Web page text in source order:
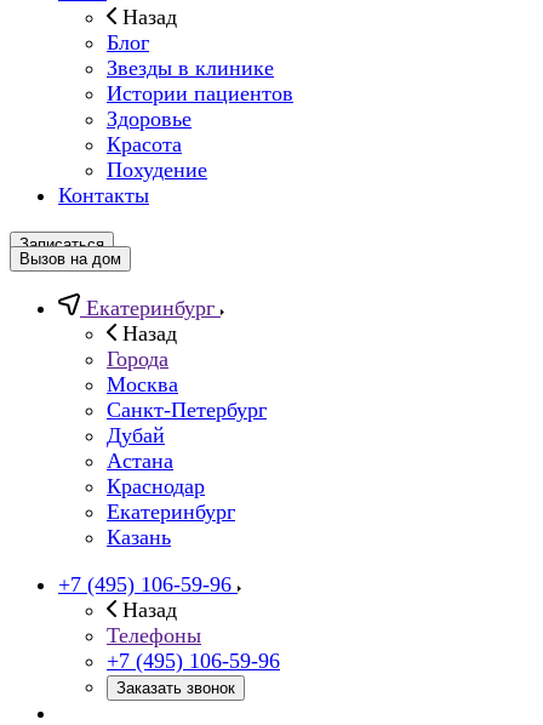
Назад
Блог
Звезды в клинике
Истории пациентов
Здоровье
Красота
Похудение
Контакты
Записаться
Вызов на дом
Екатеринбург
Назад
Города
Москва
Санкт-Петербург
Дубай
Астана
Краснодар
Екатеринбург
Казань
+7 (495) 106-59-96
Назад
Телефоны
+7 (495) 106-59-96
Заказать звонок